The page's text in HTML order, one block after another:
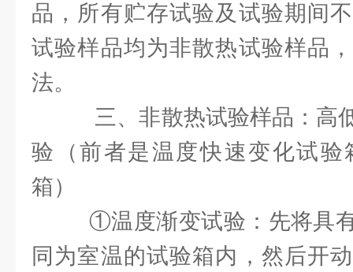
品，所有贮存试验及试验期间
试验样品均为非散热试验样品
法。
三、非散热试验样品：高
验（前者是温度快速变化试验
箱）
①温度渐变试验：先将具
同为室温的试验箱内，然后开